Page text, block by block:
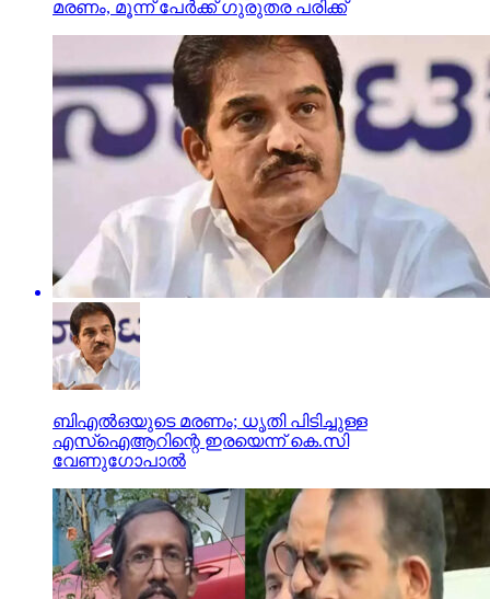
മരണം, മൂന്ന് പേര്‍ക്ക് ഗുരുതര പരിക്ക്
ബിഎല്‍ഒയുടെ മരണം; ധൃതി പിടിച്ചുള്ള
എസ്‌ഐആറിന്റെ ഇരയെന്ന് കെ.സി
വേണുഗോപാല്‍